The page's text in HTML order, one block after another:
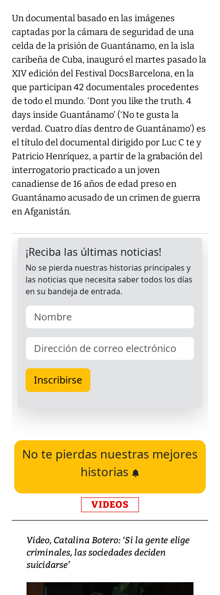
Un documental basado en las imágenes
captadas por la cámara de seguridad de una
celda de la prisión de Guantánamo, en la isla
caribeña de Cuba, inauguró el martes pasado la
XIV edición del Festival DocsBarcelona, en la
que participan 42 documentales procedentes
de todo el mundo. ‘Dont you like the truth. 4
days inside Guantánamo’ (‘No te gusta la
verdad. Cuatro días dentro de Guantánamo’) es
el título del documental dirigido por Luc C te y
Patricio Henríquez, a partir de la grabación del
interrogatorio practicado a un joven
canadiense de 16 años de edad preso en
Guantánamo acusado de un crimen de guerra
en Afganistán.
No te pierdas nuestras mejores
historias
VIDEOS
Video, Catalina Botero: ‘Si la gente elige
criminales, las sociedades deciden
suicidarse’